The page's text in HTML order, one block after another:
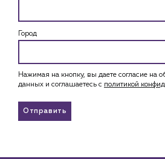
Город
Нажимая на кнопку, вы даете согласие на
данных и соглашаетесь c политикой
Отправить